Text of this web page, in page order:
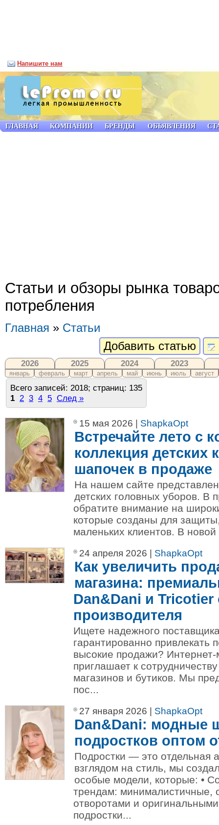
Статьи и обзоры рынка
потребления
Главная » Статьи
Добавить статью
2026 2025 2024 2023
январь февраль март апрель май июнь июль август
Всего записей: 2018; страниц: 135
1 2 3 4 5 След »
15 мая 2026 | ShapkaOpt
Встречайте лето с
коллекция детских
шапочек в продаже
На нашем сайте
детских головных уборов. В
обратите внимание на
которые созданы для
маленьких клиентов. В
24 апреля 2026 | ShapkaOpt
Как увеличить
магазина:
Dan&Dani и Tricotier
производителя
Ищете надежного
гарантированно привлекать
высокие продажи?
приглашает к
магазинов и бутиков. Мы
пос...
27 января 2026 | ShapkaOpt
Dan&Dani: модные
подростков оптом
Подростки — это отдельная
взглядом на стиль, мы
особые модели, которые: •
трендам: минималистичные,
отворотами и
подростки...
ГЛАВНАЯ КОМПАНИИ БРЕНДЫ ОБЪЯВЛЕНИЯ
Напишите нам